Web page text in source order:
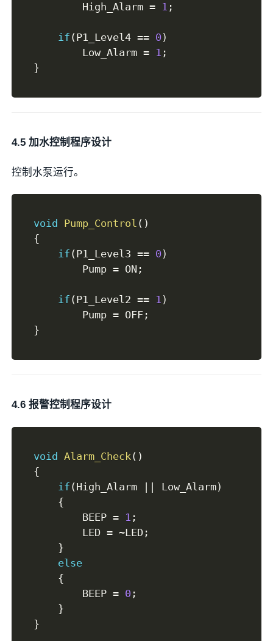
        High_Alarm
= 1 ;
if (P1_Level4 == 0 )
        Low_Alarm
= 1 ;
}
4.5 加水控制程序设计
控制水泵运行。
void Pump_Control ( )
{
if (P1_Level3 == 0 )
        Pump
= ON ;
if (P1_Level2 == 1 )
        Pump
= OFF;
}
4.6 报警控制程序设计
void Alarm_Check ( )
{
if (High_Alarm || Low_Alarm)
{
        BEEP
= 1 ;
        LED
= ~LED;
}
else
{
        BEEP
= 0 ;
}
}